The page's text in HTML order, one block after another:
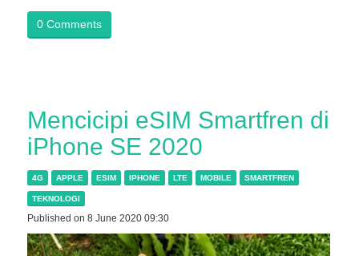
0 Comments
Mencicipi eSIM Smartfren di
iPhone SE 2020
4G APPLE ESIM IPHONE LTE MOBILE SMARTFREN
TEKNOLOGI
Published on 8 June 2020 09:30